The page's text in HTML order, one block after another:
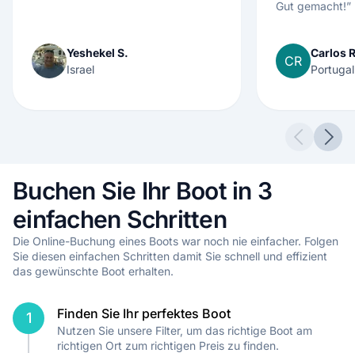
Yeshekel S.
Israel
Gut gemacht!”
CR
Carlos
Portugal
Buchen Sie Ihr Boot in 3
einfachen Schritten
Die Online-Buchung eines Boots war noch nie einfacher. Folgen
Sie diesen einfachen Schritten damit Sie schnell und effizient
das gewünschte Boot erhalten.
1 Finden Sie Ihr perfektes Boot
Nutzen Sie unsere Filter, um das richtige Boot am
richtigen Ort zum richtigen Preis zu finden.